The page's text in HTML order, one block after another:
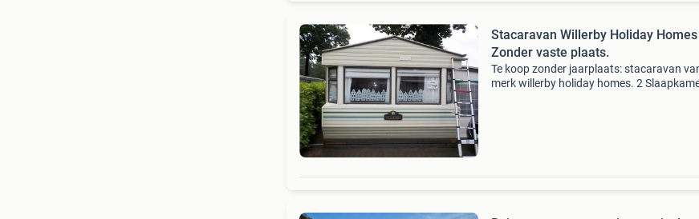
Stacaravan Willerby Holiday
Zonder vaste plaats.
Te koop zonder jaarplaats: stacaravan
merk willerby holiday homes. 2